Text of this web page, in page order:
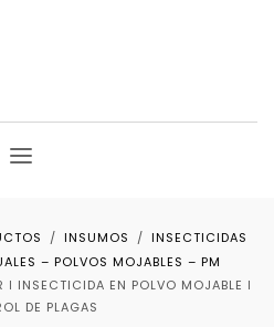
INSUMOS
INSECTICIDAS
– POLVOS MOJABLES – PM
INSECTICIDA EN POLVO MOJABLE ǀ
DE PLAGAS